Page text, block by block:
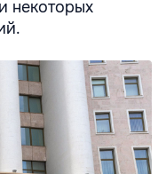
некоторых